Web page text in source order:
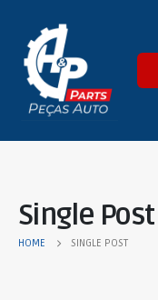
Single Post
HOME SINGLE POST